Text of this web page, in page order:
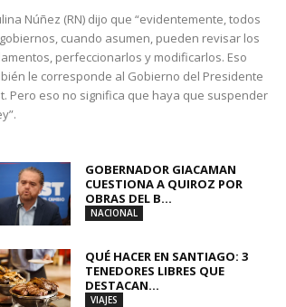
Núñez (RN) dijo que “evidentemente, todos
cuando asumen, pueden revisar los
perfeccionarlos y modificarlos. Eso
le corresponde al Gobierno del Presidente
Pero eso no significa que haya que suspender
GOBERNADOR GIACAMAN
CUESTIONA A QUIROZ POR
OBRAS DEL B...
NACIONAL
QUÉ HACER EN SANTIAGO: 3
TENEDORES LIBRES QUE
DESTACAN...
VIAJES